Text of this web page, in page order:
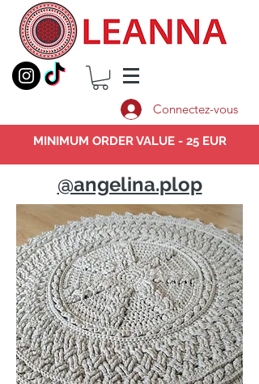
Connectez-vous
MINIMUM ORDER VALUE - 25 EUR
@angelina.plop